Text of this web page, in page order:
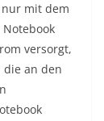
nur mit dem
Notebook
versorgt,
die an den